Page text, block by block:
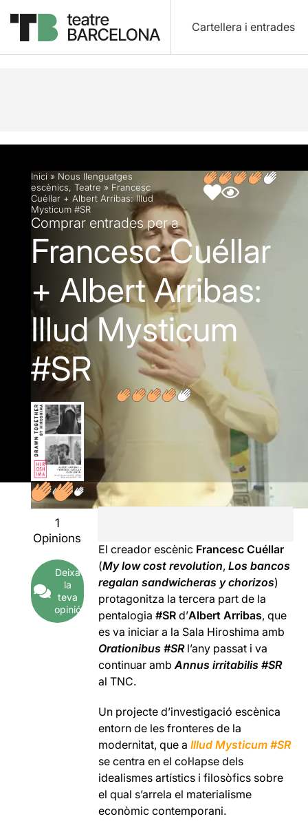
Cartellera i entrades
Descripció Fitxa artística Opinions Articles
Inici » Nous llenguatges
escènics, Teatre » Francesc
Cuéllar + Albert Arribas: Illud
Mysticum #SR
Comprar entrades per a
Francesc Cuéllar
+ Albert Arribas:
Illud Mysticum
#SR
1
Opinions
Deixa
la
teva
opinió
El creador escènic Francesc Cuéllar
(My low cost revolution,Los bancos
regalan sandwicheras y chorizos)
protagonitza la tercera part de la
pentalogia #SR d’Albert Arribas, que
es va iniciar a la Sala Hiroshima amb
Orationibus #SR l’any passat i va
continuar amb Annus irritabilis #SR
al TNC.
Un projecte d’investigació escènica
entorn de les fronteres de la
modernitat, que aIllud Mysticum #SR
se centra en el col·lapse dels
idealismes artístics i filosòfics sobre
el qual s’arrela el materialisme
econòmic contemporani.